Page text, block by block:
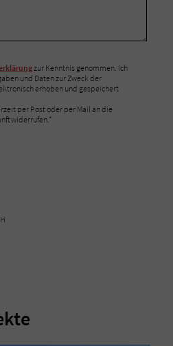
zur Kenntnis genommen. Ich
und Daten zur Zweck der
erhoben und gespeichert
per Post oder per Mail an die
widerrufen.*